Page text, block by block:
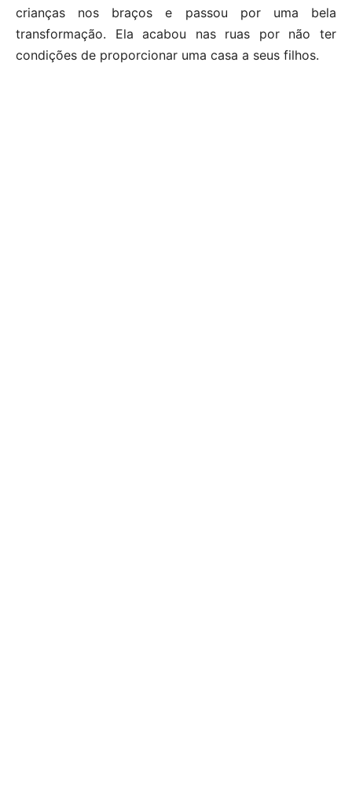
crianças nos braços e passou por uma bela
transformação. Ela acabou nas ruas por não ter
condições de proporcionar uma casa a seus filhos.